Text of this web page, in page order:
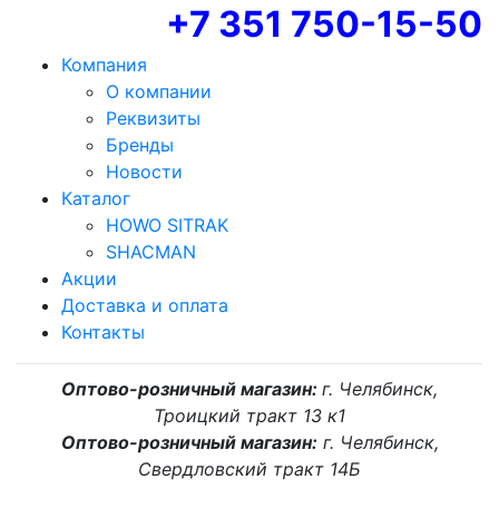
+7 351 750-15-50
Компания
О компании
Реквизиты
Бренды
Новости
Каталог
HOWO SITRAK
SHACMAN
Акции
Доставка и оплата
Контакты
Оптово-розничный магазин: г. Челябинск,
Троицкий тракт 13 к1
Оптово-розничный магазин:г. Челябинск,
Свердловский тракт 14Б